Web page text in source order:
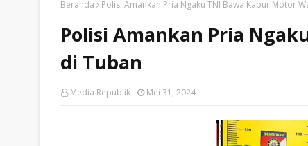
Beranda Polisi Amankan Pria Ngaku TNI Bawa Kabur Motor
Polisi Amankan Pria
di Tuban
Media Republik Mei 31, 2024